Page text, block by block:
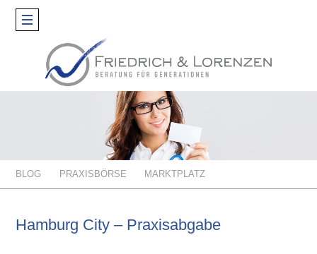
Toggle
navigation
BLOG PRAXISBÖRSE MARKTPLATZ
Hamburg City – Praxisabgabe